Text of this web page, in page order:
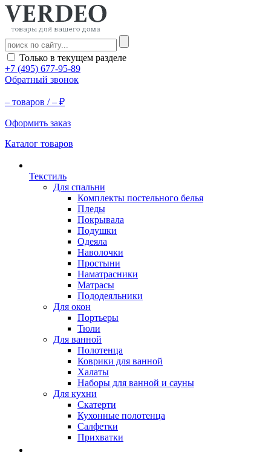
Только в текущем разделе
+7 (495) 677-95-89
Обратный звонок
– товаров /– ₽
Оформить заказ
Каталог товаров
Текстиль
Для спальни
Комплекты постельного белья
Пледы
Покрывала
Подушки
Одеяла
Наволочки
Простыни
Наматрасники
Матрасы
Пододеяльники
Для окон
Портьеры
Тюли
Для ванной
Полотенца
Коврики для ванной
Халаты
Наборы для ванной и сауны
Для кухни
Скатерти
Кухонные полотенца
Салфетки
Прихватки